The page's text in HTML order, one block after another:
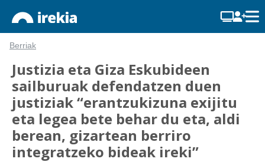
Berriak
Justizia eta Giza Eskubideen
sailburuak defendatzen duen
justiziak “erantzukizuna exijitu
eta legea bete behar du eta, aldi
berean, gizartean berriro
integratzeko bideak ireki”